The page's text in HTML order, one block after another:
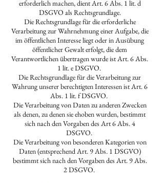
erforderlich machen, dient Art. 6 Abs. 1 lit. d
DSGVO als Rechtsgrundlage.
Die Rechtsgrundlage für die erforderliche
Verarbeitung zur Wahrnehmung einer Aufgabe, die
im öffentlichen Interesse liegt oder in Ausübung
öffentlicher Gewalt erfolgt, die dem
Verantwortlichen übertragen wurde ist Art. 6 Abs.
1 lit. e DSGVO.
Die Rechtsgrundlage für die Verarbeitung zur
Wahrung unserer berechtigten Interessen ist Art. 6
Abs. 1 lit. f DSGVO.
Die Verarbeitung von Daten zu anderen Zwecken
als denen, zu denen sie ehoben wurden, bestimmt
sich nach den Vorgaben des Art 6 Abs. 4
DSGVO.
Die Verarbeitung von besonderen Kategorien von
Daten (entsprechend Art. 9 Abs. 1 DSGVO)
bestimmt sich nach den Vorgaben des Art. 9 Abs.
2 DSGVO.